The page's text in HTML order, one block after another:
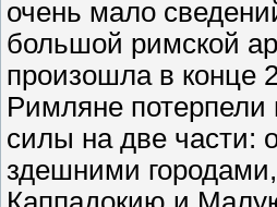
очень мало
большой римской
произошла в конце
Римляне потерпели
силы на две части:
здешними